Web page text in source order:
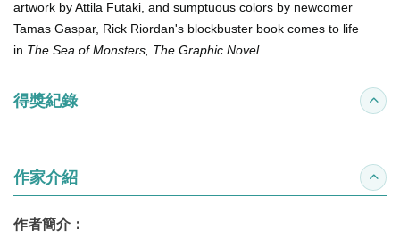
artwork by Attila Futaki, and sumptuous colors by newcomer
Tamas Gaspar, Rick Riordan's blockbuster book comes to life
in The Sea of Monsters, The Graphic Novel.
得獎紀錄 收合
作家介紹 收合
作者簡介：